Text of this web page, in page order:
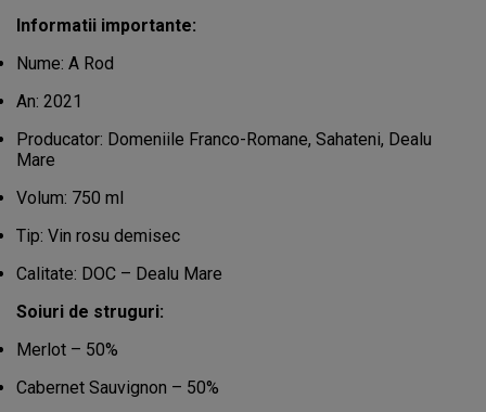
Informatii importante:
Nume: A Rod
An: 2021
Producator: Domeniile Franco-Romane, Sahateni, Dealu
Mare
Volum: 750 ml
Tip: Vin rosu demisec
Calitate: DOC – Dealu Mare
Soiuri de struguri:
Merlot – 50%
Cabernet Sauvignon – 50%